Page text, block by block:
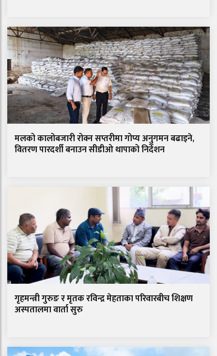
मलको कालोबजारी रोक्न सप्तरीमा गोप्य अनुगमन बढाइने,
वितरण पारदर्शी बनाउन सीडीओ थापाको निर्देशन
गृहमन्त्री गुरुङ र मृतक रविन्द्र मेहताका परिवारबीच शिक्षण
अस्पतालमा वार्ता सुरु